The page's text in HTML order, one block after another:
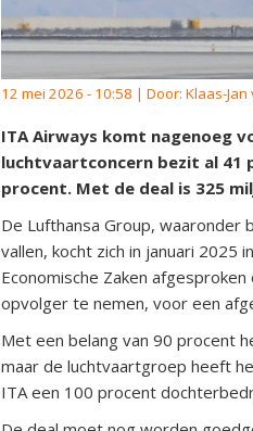
12 mei 2026 - 10:58 | Door: Klaas-
ITA Airways komt nagenoeg
luchtvaartconcern bezit al 41
procent. Met de deal is 325
De Lufthansa Group, waaronder
vallen, kocht zich in januari 2025
Economische Zaken
opvolger te nemen, voor een
Met een belang van 90 procent
maar de luchtvaartgroep heeft
ITA een 100 procent